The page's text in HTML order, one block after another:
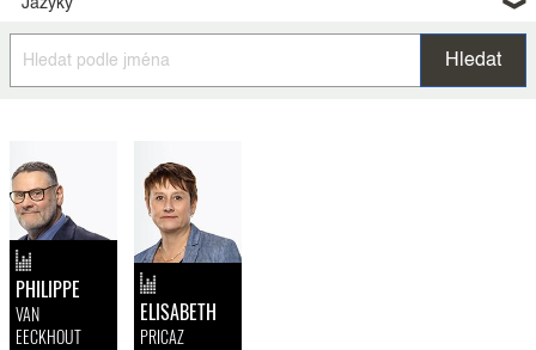
PHILIPPE
VAN
EECKHOUT
ELISABETH
PRICAZ